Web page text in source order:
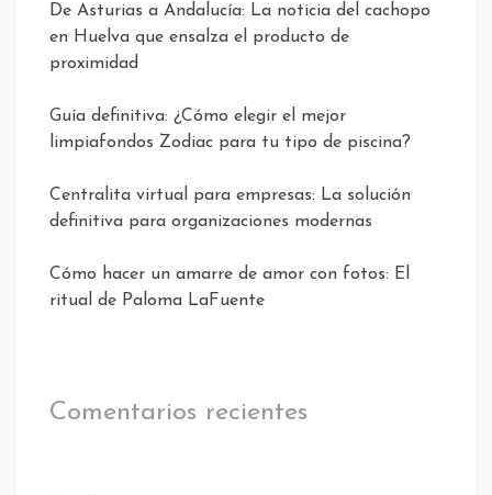
De Asturias a Andalucía: La noticia del cachopo
en Huelva que ensalza el producto de
proximidad
Guía definitiva: ¿Cómo elegir el mejor
limpiafondos Zodiac para tu tipo de piscina?
Centralita virtual para empresas: La solución
definitiva para organizaciones modernas
Cómo hacer un amarre de amor con fotos: El
ritual de Paloma LaFuente
Comentarios recientes